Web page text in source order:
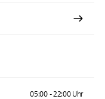
05:00 - 22:00 Uhr